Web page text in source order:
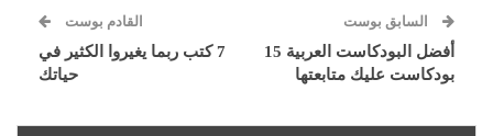
السابق بوست
أفضل البودكاست العربية 15
بودكاست عليك متابعتها
القادم بوست
7 كتب ربما يغيروا الكثير في
حياتك